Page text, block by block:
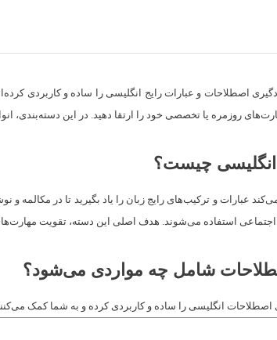
اصطلاحات و عبارات رایج انگلیسی را ساده و
روزمره یا تخصصی خود را ارتقا دهید. در این دسته‌بندی،
چیست؟
عبارات و ترکیب‌های رایج زبان را یاد بگیرید تا در مکالمه و
اجتماعی استفاده می‌شوند. هدف اصلی این دسته، تقویت
شامل چه مواردی می‌شود؟
انگلیسی را ساده و کاربردی کرده و به شما کمک می‌کنند